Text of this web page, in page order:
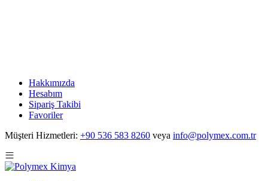
Hakkımızda
Hesabım
Sipariş Takibi
Favoriler
Müşteri Hizmetleri: +90 536 583 8260 veya info@polymex.com.tr